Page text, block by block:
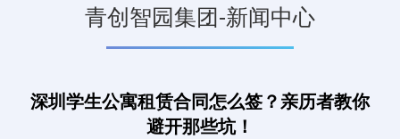
青创智园集团-新闻中心
深圳学生公寓租赁合同怎么签？亲历者教你
避开那些坑！